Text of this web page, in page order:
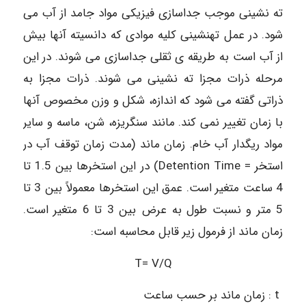
ته نشینی موجب جداسازی فیزیکی مواد جامد از آب می
شود. در عمل تهنشینی کلیه موادی که دانسیته آنها بیش
از آب است به طریقه ی ثقلی جداسازی می شوند. در این
مرحله ذرات مجزا ته نشینی می شوند. ذرات مجزا به
ذراتی گفته می شود که اندازه، شکل و وزن مخصوص آنها
با زمان تغییر نمی کند. مانند سنگریزه، شن، ماسه و سایر
مواد ریگدار آب خام. زمان ماند (مدت زمان توقف آب در
استخر = Detention Time) در این استخرها بین 1.5 تا
4 ساعت متغیر است. عمق این استخرها معمولاً بین 3 تا
5 متر و نسبت طول به عرض بین 3 تا 6 متغیر است.
زمان ماند از فرمول زیر قابل محاسبه است:
T= V/Q